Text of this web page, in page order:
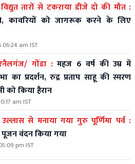
सीतापुर में विद्युत तारों से टकराया डीजे दो की मौत :
कावरियों को जागरूक करने के लिए
06:24 am IST
परसपुर/करनैलगंज/ गोंडा : महज 6 वर्ष की उम्र में
का प्रदर्शन, रुद्र प्रताप साहू की स्मरण
को किया हैरान
am IST
बड़े ही हर्ष उल्लास से मनाया गया गुरु पूर्णिमा पर्व :
वंदन किया गया
pm IST